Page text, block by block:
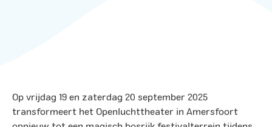
Op vrijdag 19 en zaterdag 20 september 2025
transformeert het Openluchttheater in Amersfoort